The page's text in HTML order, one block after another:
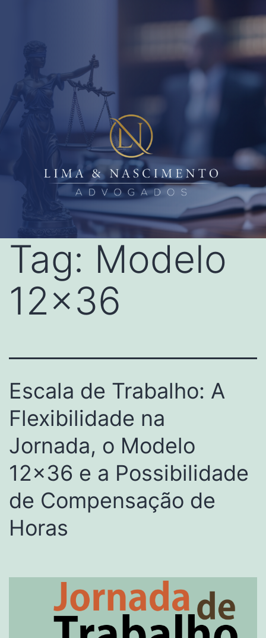
Tag: Modelo
12×36
Escala de Trabalho: A
Flexibilidade na
Jornada, o Modelo
12×36 e a Possibilidade
de Compensação de
Horas